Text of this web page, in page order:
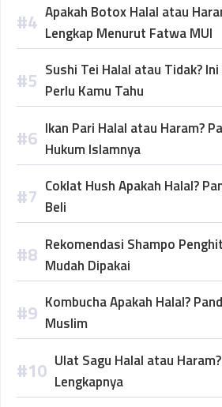
Apakah Botox Halal atau
Lengkap Menurut Fatwa MUI
Sushi Tei Halal atau Tidak?
Perlu Kamu Tahu
Ikan Pari Halal atau Haram?
Hukum Islamnya
Coklat Hush Apakah Halal?
Beli
Rekomendasi Shampo
Mudah Dipakai
Kombucha Apakah Halal?
Muslim
Ulat Sagu Halal atau
Lengkapnya